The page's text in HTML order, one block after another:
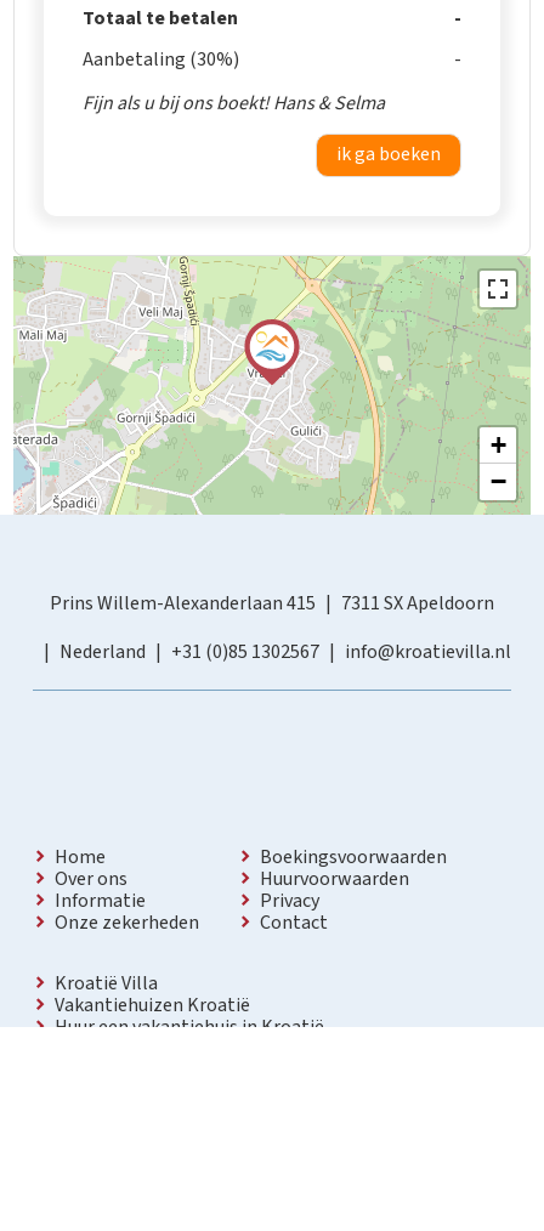
Totaal te betalen
Aanbetaling (30%)
Fijn als u bij ons boekt! Hans & Selma
ik ga boeken
+
−
Prins Willem-Alexanderlaan 415
7311 SX Apeldoorn
Nederland
+31 (0)85 1302567 info@kroatievilla.nl
Home
Over ons
Informatie
Onze zekerheden
Boekingsvoorwaarden
Huurvoorwaarden
Privacy
Contact
Kroatië Villa
Vakantiehuizen Kroatië
Huur een vakantiehuis in Kroatië